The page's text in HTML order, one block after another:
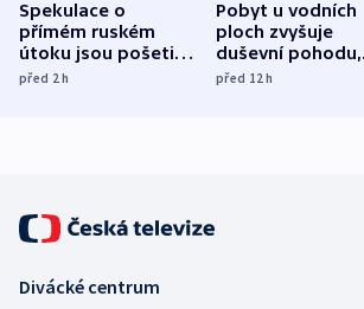
Spekulace o
přímém ruském
útoku jsou pošetilé,
míní estonský
před 2h
Pobyt u vodních
ploch zvyšuje
duševní pohodu,
ukázala
před 12h
Divácké centrum